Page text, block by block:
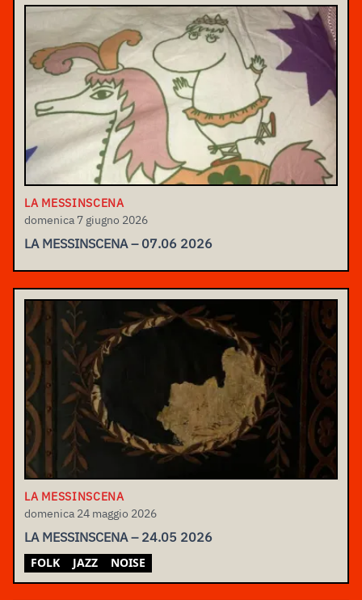
LA MESSINSCENA
domenica 7 giugno 2026
LA MESSINSCENA – 07.06 2026
LA MESSINSCENA
domenica 24 maggio 2026
LA MESSINSCENA – 24.05 2026
FOLK JAZZ NOISE